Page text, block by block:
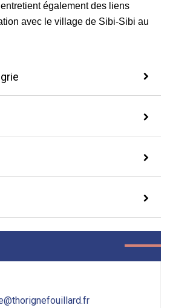
également des liens
avec le village de Sibi-Sibi au